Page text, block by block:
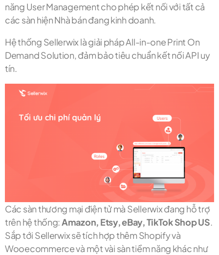
năng User Management cho phép kết nối với tất cả
các sàn hiện Nhà bán đang kinh doanh.
Hệ thống Sellerwix là giải pháp All-in-one Print On
Demand Solution, đảm bảo tiêu chuẩn kết nối API uy
tín.
Các sàn thương mại điện tử mà Sellerwix đang hỗ trợ
trên hệ thống: Amazon, Etsy, eBay, TikTok Shop US
Sắp tới Sellerwix sẽ tích hợp thêm Shopify và
Wooecommerce và một vài sàn tiềm năng khác như